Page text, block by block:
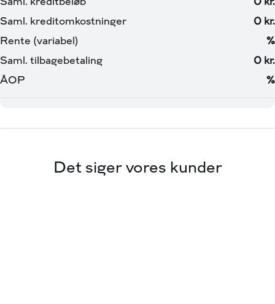
Det siger vores kunder